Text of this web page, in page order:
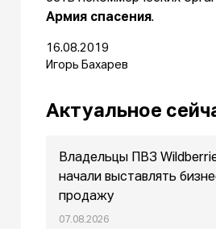
Армия спасения.
16.08.2019
Игорь Бахарев
Актуальное
Владельцы ПВЗ
начали выставлять
продажу
07.08.2026